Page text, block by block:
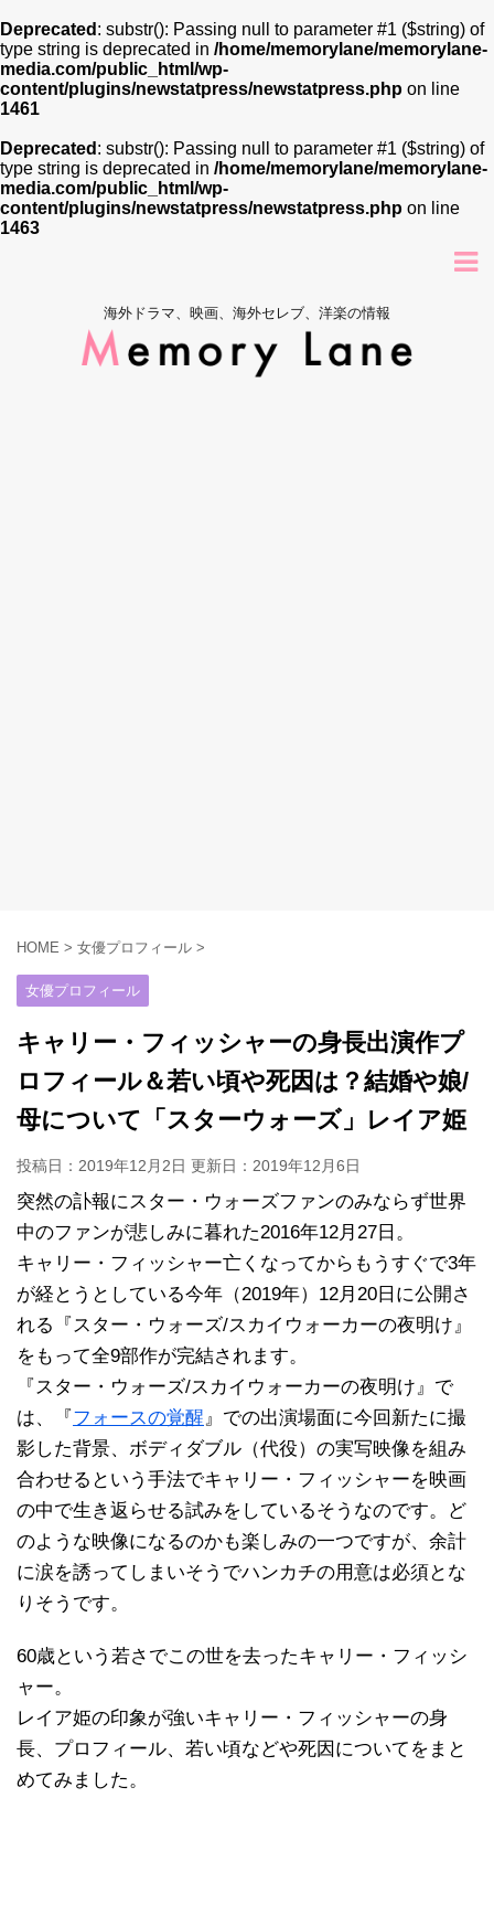
Deprecated : substr(): Passing null to parameter #1 ($string) of
type string is deprecated in /home/memorylane/memorylane-
media.com/public_html/wp-
content/plugins/newstatpress/newstatpress.php on line
1461
Deprecated : substr(): Passing null to parameter #1 ($string) of
type string is deprecated in /home/memorylane/memorylane-
media.com/public_html/wp-
content/plugins/newstatpress/newstatpress.php on line
1463
海外ドラマ、映画、海外セレブ、洋楽の情報
HOME > 女優プロフィール >
女優プロフィール
キャリー・フィッシャーの身長出演作プ
ロフィール＆若い頃や死因は？結婚や娘/
母について「スターウォーズ」レイア姫
投稿日：2019年12月2日 更新日： 2019年12月6日
突然の訃報にスター・ウォーズファンのみならず世界
中のファンが悲しみに暮れた2016年12月27日。
キャリー・フィッシャー亡くなってからもうすぐで3年
が経とうとしている今年（2019年）12月20日に公開さ
れる『スター・ウォーズ/スカイウォーカーの夜明け』
をもって全9部作が完結されます。
『スター・ウォーズ/スカイウォーカーの夜明け』で
は、『フォースの覚醒』での出演場面に今回新たに撮
影した背景、ボディダブル（代役）の実写映像を組み
合わせるという手法でキャリー・フィッシャーを映画
の中で生き返らせる試みをしているそうなのです。ど
のような映像になるのかも楽しみの一つですが、余計
に涙を誘ってしまいそうでハンカチの用意は必須とな
りそうです。
60歳という若さでこの世を去ったキャリー・フィッシ
ャー。
レイア姫の印象が強いキャリー・フィッシャーの身
長、プロフィール、若い頃などや死因についてをまと
めてみました。